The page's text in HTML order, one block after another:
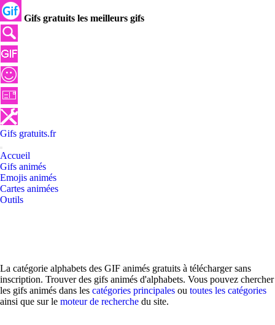
Gifs gratuits les meilleurs gifs
Gifs gratuits.fr
Accueil
Gifs animés
Emojis animés
Cartes animées
Outils
La catégorie alphabets des GIF animés gratuits à télécharger sans
inscription. Trouver des gifs animés d'alphabets. Vous pouvez chercher
les gifs animés dans les catégories principales ou toutes les catégories
ainsi que sur le moteur de recherche du site.